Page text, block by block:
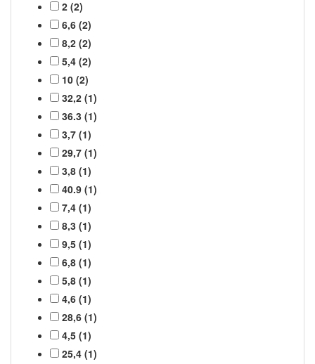
2 (2)
6,6 (2)
8,2 (2)
5,4 (2)
10 (2)
32,2 (1)
36.3 (1)
3,7 (1)
29,7 (1)
3,8 (1)
40.9 (1)
7,4 (1)
8,3 (1)
9,5 (1)
6,8 (1)
5,8 (1)
4,6 (1)
28,6 (1)
4,5 (1)
25,4 (1)